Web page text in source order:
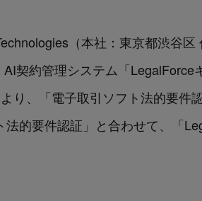
（本社：東京都渋谷
契約管理システム「
り、「電子取引ソフト法的要件
法的要件認証」と合わせて、「